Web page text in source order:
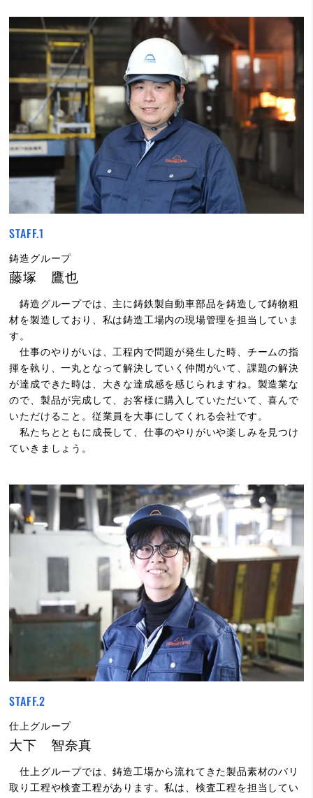
STAFF.1
鋳造グループ
藤塚 鷹也
鋳造グループでは、主に鋳鉄製自動車部品を鋳造して鋳物粗
材を製造しており、私は鋳造工場内の現場管理を担当していま
す。
仕事のやりがいは、工程内で問題が発生した時、チームの指
揮を執り、一丸となって解決していく仲間がいて、課題の解決
が達成できた時は、大きな達成感を感じられますね。製造業な
ので、製品が完成して、お客様に購入していただいて、喜んで
いただけること。従業員を大事にしてくれる会社です。
私たちとともに成長して、仕事のやりがいや楽しみを見つけ
ていきましょう。
STAFF.2
仕上グループ
大下 智奈真
仕上グループでは、鋳造工場から流れてきた製品素材のバリ
取り工程や検査工程があります。私は、検査工程を担当してい